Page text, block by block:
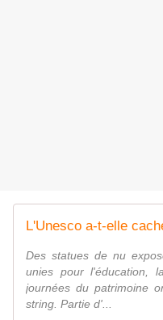
Des statues de nu
unies pour l'éducation,
journées du patrimoine
string. Partie d'...